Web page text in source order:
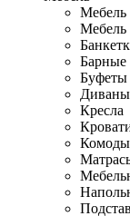
Мебель
Мебель
Барные
Буфеты
Диваны
Кресла
Комоды